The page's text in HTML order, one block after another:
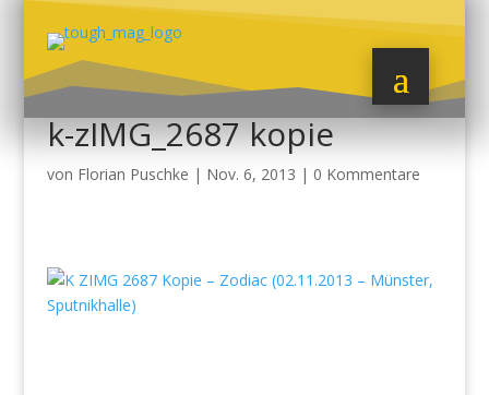
k-zIMG_2687 kopie
von Florian Puschke | Nov. 6, 2013 | 0 Kommentare